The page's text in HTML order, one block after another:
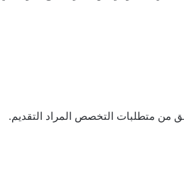
من متطلبات التخصص المراد التقديم.